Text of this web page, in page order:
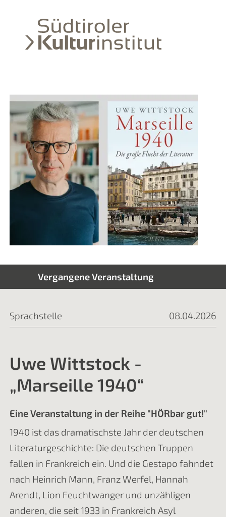
Vergangene Veranstaltung
Sprachstelle 08.04.2026
Uwe Wittstock -
„Marseille 1940“
Eine Veranstaltung in der Reihe "HÖRbar gut!"
1940 ist das dramatischste Jahr der deutschen
Literaturgeschichte: Die deutschen Truppen
fallen in Frankreich ein. Und die Gestapo fahndet
nach Heinrich Mann, Franz Werfel, Hannah
Arendt, Lion Feuchtwanger und unzähligen
anderen, die seit 1933 in Frankreich Asyl